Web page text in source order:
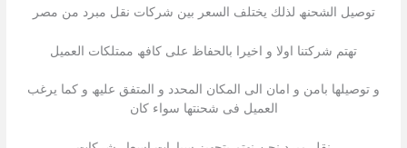
توصیل الشحنھ لذلك یختلف السعر بین شركات نقل مبرد من مصر
تھتم شركتنا اولا و اخیرا بالحفاظ على كافھ ممتلكات العمیل
و توصیلھا بامن و امان الى المكان المحدد و المتفق علیھ و كما یرغب
العمیل فى شحنتھا سواء كان